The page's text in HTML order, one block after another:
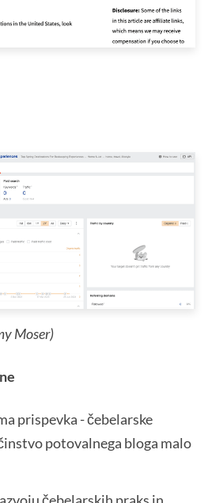
Moser)
prispevka - čebelarske
potovalnega bloga malo